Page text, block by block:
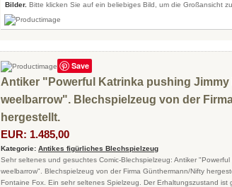
Bilder. Bitte klicken Sie auf ein beliebiges Bild, um die Großansicht
Save
Antiker "Powerful Katrinka pushing Jimmy
weelbarrow". Blechspielzeug von der
hergestellt.
EUR: 1.485,00
Kategorie: Antikes figürliches Blechspielzeug
Sehr seltenes und gesuchtes Comic-Blechspielzeug: Antiker
weelbarrow". Blechspielzeug von der Firma Günthermann/Nifty
Fontaine Fox. Ein sehr seltenes Spielzeug. Der Erhaltungszustand ist